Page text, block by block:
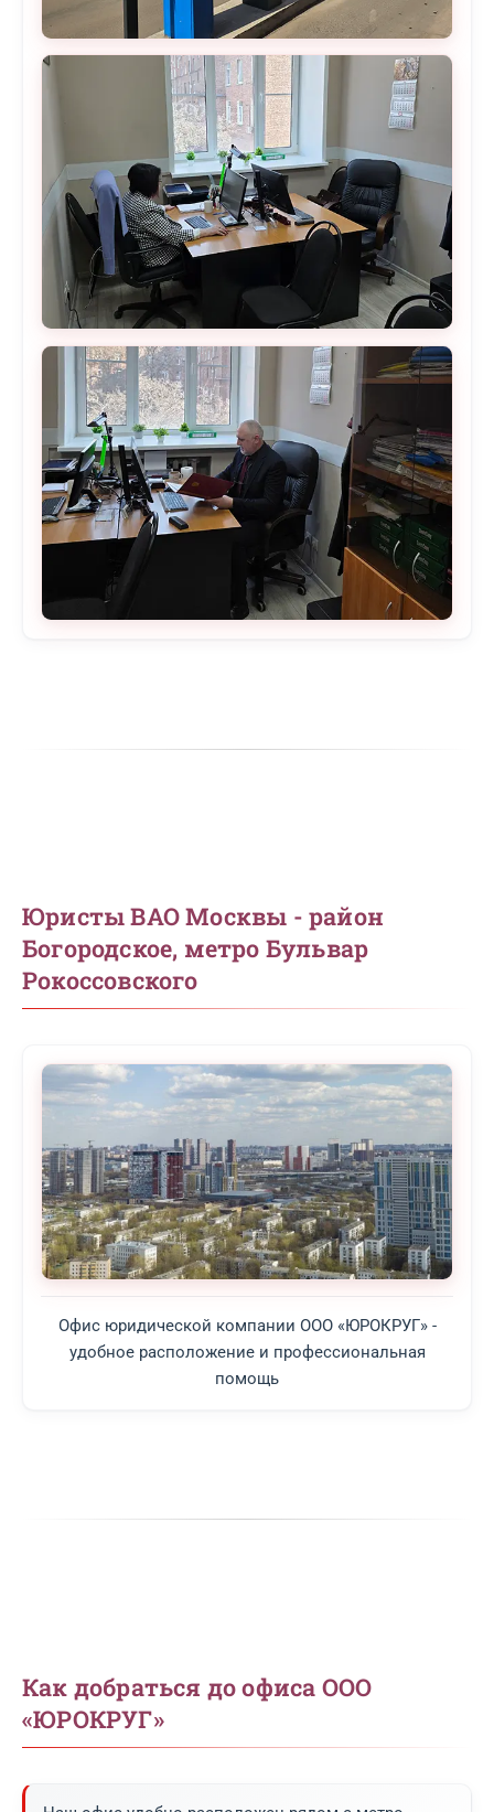
Юристы ВАО Москвы - район
Богородское, метро Бульвар
Рокоссовского
Офис юридической компании ООО «ЮРОКРУГ» -
удобное расположение и профессиональная
помощь
Как добраться до офиса ООО
«ЮРОКРУГ»